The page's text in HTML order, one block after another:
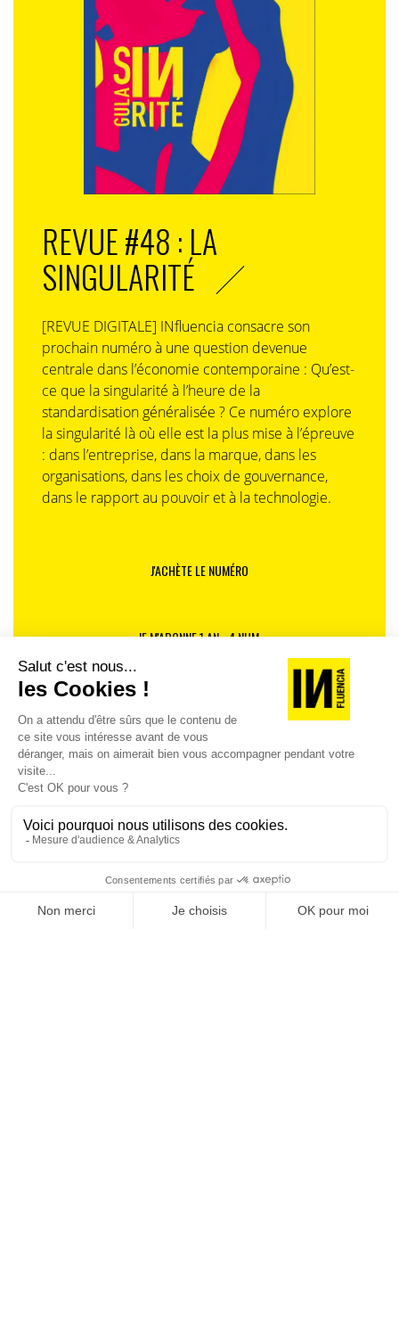
REVUE #48 : LA
SINGULARITÉ
[REVUE DIGITALE] INfluencia consacre son
prochain numéro à une question devenue
centrale dans l’économie contemporaine : Qu’est-
ce que la singularité à l’heure de la
standardisation généralisée ? Ce numéro explore
la singularité là où elle est la plus mise à l’épreuve
: dans l’entreprise, dans la marque, dans les
organisations, dans les choix de gouvernance,
dans le rapport au pouvoir et à la technologie.
J'ACHÈTE LE NUMÉRO
JE M'ABONNE 1 AN - 4 NUM.
JE DÉCOUVRE LES NUMÉROS PRÉCÉDENTS
Je suis déjà abonné(e) :je consulte la revue en